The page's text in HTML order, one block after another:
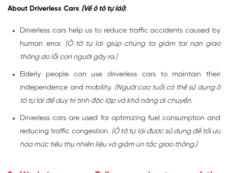
About Driverless Cars (Về ô tô tự lái):
Driverless cars help us to reduce traffic accidents caused by
human error. (Ô tô tự lái giúp chúng ta giảm tai nạn giao
thông do lỗi con người gây ra.)
Elderly people can use driverless cars to maintain their
independence and mobility. (Người cao tuổi có thể sử dụng ô
tô tự lái để duy trì tính độc lập và khả năng di chuyển.
Driverless cars are used for optimizing fuel consumption and
reducing traffic congestion. (Ô tô tự lái được sử dụng để tối ưu
hóa mức tiêu thụ nhiên liệu và giảm ùn tắc giao thông.)